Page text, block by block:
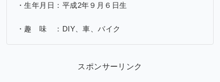
・生年月日：平成2年９月６日生
・趣 味 ：DIY、車、バイク
スポンサーリンク